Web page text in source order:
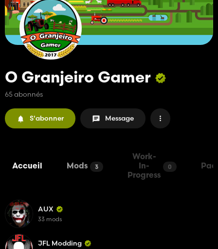
O Granjeiro Gamer
65 abonnés
S'abonner Message
Accueil Mods 3
Work-
In-
Progress
0
AUX
33 mods
JFL Modding